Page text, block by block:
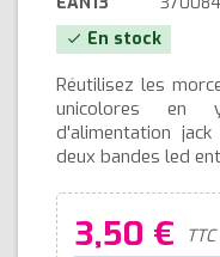
check En stock
Réutilisez les
unicolores en
d'alimentation
deux bandes led
3,50 € TTC